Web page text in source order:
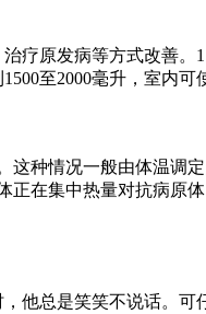
疗原发病等方式改善。
至2000毫升，室内可
种情况一般由体温调
在集中热量对抗病原
他总是笑笑不说话。可